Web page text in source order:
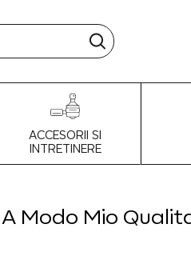
ACCESORII SI
INTRETINERE
Modo Mio